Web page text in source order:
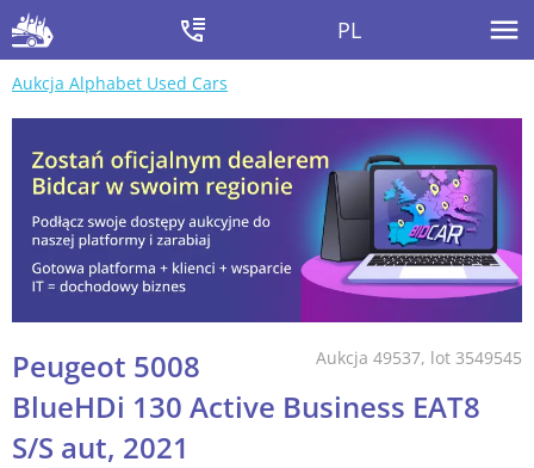
PL
Aukcja Alphabet Used Cars
Aukcja 49537, lot 3549545
Peugeot 5008
BlueHDi 130 Active Business EAT8
S/S aut, 2021